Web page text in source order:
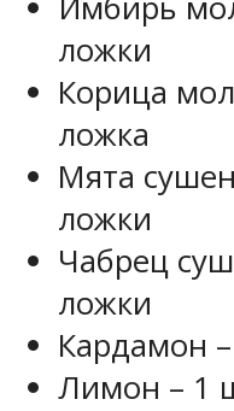
ложки
Корица
ложка
Мята
ложки
Чабрец
ложки
Кардамон
Лимон – 1